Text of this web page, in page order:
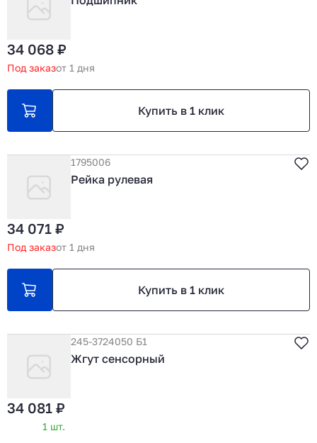
34 068 ₽
Под заказот 1 дня
Купить в 1 клик
1795006
Рейка рулевая
34 071 ₽
Под заказот 1 дня
Купить в 1 клик
245-3724050 Б1
Жгут сенсорный
34 081 ₽
1 шт.